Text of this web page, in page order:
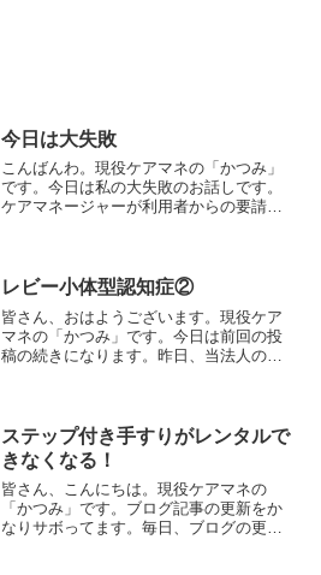
今日は大失敗
こんばんわ。現役ケアマネの「かつみ」
です。今日は私の大失敗のお話しです。
ケアマネージャーが利用者からの要請に
出来ません。これを「居宅...
レビー小体型認知症②
皆さん、おはようございます。現役ケア
マネの「かつみ」です。今日は前回の投
稿の続きになります。昨日、当法人の有
伺いにいきましたが、全く...
ステップ付き手すりがレンタルで
きなくなる！
皆さん、こんにちは。現役ケアマネの
「かつみ」です。ブログ記事の更新をか
なりサボってます。毎日、ブログの更新